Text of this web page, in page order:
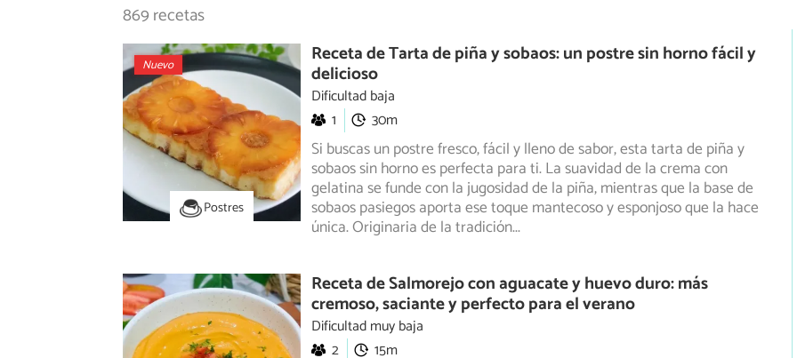
869 recetas
Postres
Receta de Tarta de piña y sobaos: un postre sin horno fácil y
delicioso
Dificultad baja
Nuevo
1 30m
Si buscas un postre fresco, fácil y lleno de sabor, esta tarta de piña y
sobaos sin horno es perfecta para ti. La suavidad de la crema con
gelatinase funde con la jugosidad de la piña, mientras que la base de
sobaos pasiegos aporta ese toque mantecoso y esponjoso que la hace
única. Originaria de la tradición...
Receta de Salmorejo con aguacate y huevo duro: más
cremoso, saciante y perfecto para el verano
Dificultad muy baja
2
15m